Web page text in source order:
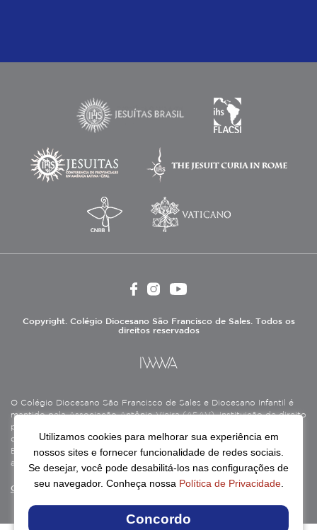
Copyright. Colégio Diocesano São Francisco de Sales. Todos os
direitos reservados
O Colégio Diocesano São Francisco de Sales e Diocesano Infantil é
mantido pela Associação Antônio Vieira (ASAV), instituição de direito
privado sem fins lucrativos, filantrópica, de natureza educativa,
cultural, assistencial e beneficente, certificada como Entidade
Beneficente de Assistência Social (CEBAS), nas áreas de educação e
assistência social.
Continue lendo
Utilizamos cookies para melhorar sua experiência em
nossos sites e fornecer funcionalidade de redes sociais.
Se desejar, você pode desabilitá-los nas configurações de
seu navegador. Conheça nossa Política de Privacidade.
Concordo